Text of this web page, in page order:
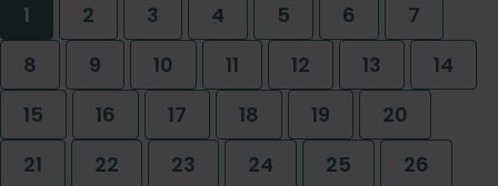
1 2 3 4 5 6
7
8
9 10 11 12 13
14
15
16 17 18 19
20
21
22 23 24 25
26